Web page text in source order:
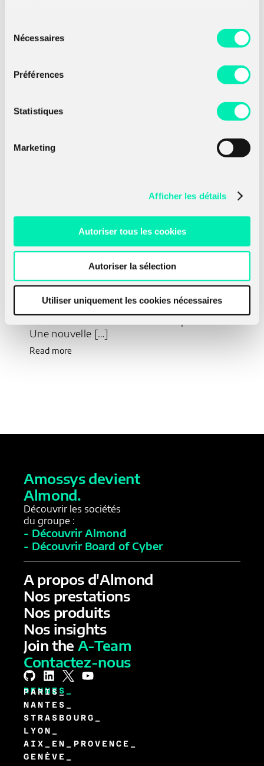
Nécessaires
Préférences
Statistiques
Marketing
Afficher les détails
Autoriser tous les cookies
Autoriser la sélection
Utiliser uniquement les cookies nécessaires
Voir les dernières
22 juillet 2025
M&NTIS Platform est une solution SaaS
destinée au test d'efficacité de produits de
Une nouvelle […]
Read more
16
Amossys devient
Almond.
Découvrir les sociétés
du groupe :
- Découvrir Almond
- Découvrir Board of Cyber
A propos d'Almond
Nos prestations
Nos produits
Nos insights
Join the A-Team
Contactez-nous
RENNES_
PARIS_
NANTES_
STRASBOURG_
LYON_
AIX_EN_PROVENCE_
GENÈVE_